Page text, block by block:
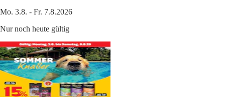
Mo. 3.8. - Fr. 7.8.2026
Nur noch heute gültig